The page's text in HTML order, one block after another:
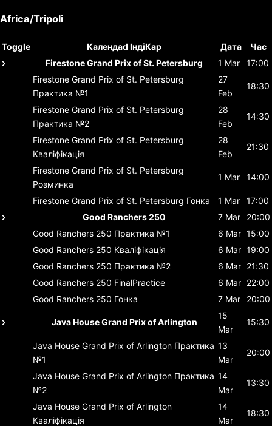
Africa/Tripoli
Toggle Календаd ІндіКар Дата
Час
Firestone Grand Prix of St. Petersburg
1 Mar
17:00
Firestone Grand Prix of St. Petersburg
Практика №1
27
Feb
18:30
Firestone Grand Prix of St. Petersburg
Практика №2
28
Feb
14:30
Firestone Grand Prix of St. Petersburg
Кваліфікація
28
Feb
21:30
Firestone Grand Prix of St. Petersburg
Розминка
1 Mar 14:00
Firestone Grand Prix of St. Petersburg Гонка 1 Mar
17:00
Good Ranchers 250
7 Mar
20:00
Good Ranchers 250 Практика №1 6 Mar 15:00
Good Ranchers 250 Кваліфікація 6 Mar 19:00
Good Ranchers 250 Практика №2 6 Mar 21:30
Good Ranchers 250 FinalPractice 6 Mar 22:00
Good Ranchers 250 Гонка 7 Mar 20:00
Java House Grand Prix of Arlington
15
Mar
15:30
Java House Grand Prix of Arlington Практика
№1
13
Mar
20:00
Java House Grand Prix of Arlington Практика
№2
14
Mar
13:30
Java House Grand Prix of Arlington
Кваліфікація
14
Mar
18:30